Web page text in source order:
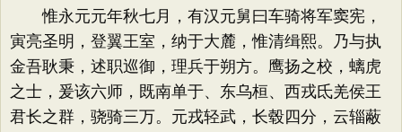
惟永元元年秋七月，有汉元舅曰车骑将军窦宪，
寅亮圣明，登翼王室，纳于大麓，惟清缉熙。乃与执
金吾耿秉，述职巡御，理兵于朔方。鹰扬之校，螭虎
之士，爰该六师，既南单于、东乌桓、西戎氐羌侯王
君长之群，骁骑三万。元戎轻武，长毂四分，云辎蔽